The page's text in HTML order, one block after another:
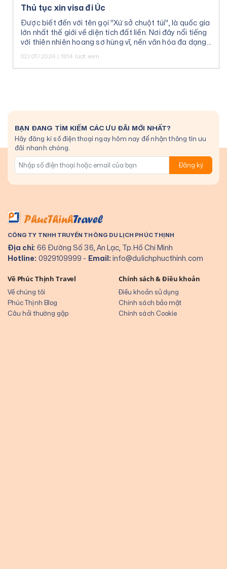
Thủ tục xin visa đi Úc
Được biết đến với tên gọi "Xứ sở chuột túi", là quốc gia
lớn nhất thế giới về diện tích đất liền. Nơi đây nổi tiếng
với thiên nhiên hoang sơ hùng vĩ, nền văn hóa đa dạng
và con người thân thiện.
02/07/2024 | 1814 lượt xem
BẠN ĐANG TÌM KIẾM CÁC ƯU ĐÃI MỚI NHẤT?
Hãy đăng kí số điện thoại ngay hôm nay để nhận thông tin ưu
đãi nhanh chóng.
Đăng ký
CÔNG TY TNHH TRUYỀN THÔNG DU LỊCH PHÚC THỊNH
Địa chỉ: 66 Đường Số 36, An Lạc, Tp.Hồ Chí Minh
Hotline: 0929109999 - Email:info@dulichphucthinh.com
Về Phúc Thịnh Travel
Về chúng tôi
Phúc Thịnh Blog
Câu hỏi thường gặp
Chính sách & Điều khoản
Điều khoản sử dụng
Chính sách bảo mật
Chính sách Cookie